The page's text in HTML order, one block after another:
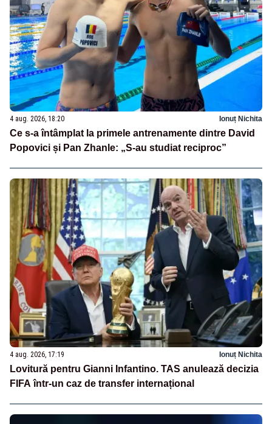
4 aug. 2026, 18:20 Ionuț Nichita
Ce s-a întâmplat la primele antrenamente dintre David
Popovici și Pan Zhanle: „S-au studiat reciproc”
4 aug. 2026, 17:19 Ionuț Nichita
Lovitură pentru Gianni Infantino. TAS anulează decizia
FIFA într-un caz de transfer internațional